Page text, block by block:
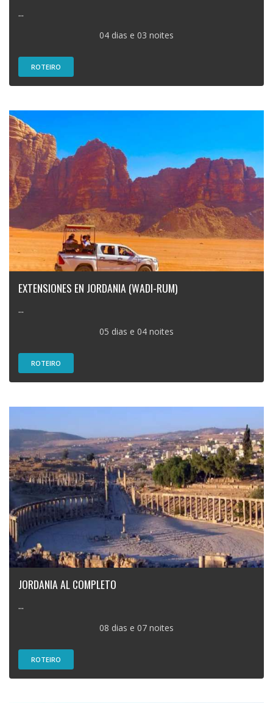
...
04 dias e 03 noites
ROTEIRO
EXTENSIONES EN JORDANIA (WADI-RUM)
...
05 dias e 04 noites
ROTEIRO
JORDANIA AL COMPLETO
...
08 dias e 07 noites
ROTEIRO